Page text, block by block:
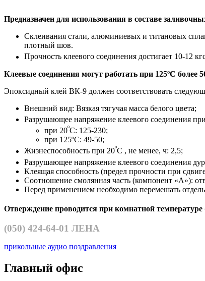
Предназначен для использования в составе
Cклеивания стали, алюминиевых и титановых
плотный шов.
Прочность клеевого соединения достигает 10-12
Клеевые соединения могут работать при 125ºС
Эпоксидный клей ВК-9 должен соответствовать
Внешний вид: Вязкая тягучая масса белого цвета;
Разрушающее напряжение клеевого соединения
при 20ºС: 125-230;
при 125ºС: 49-50;
Жизнеспособность при 20ºС , не менее, ч: 2,5;
Разрушающее напряжение клеевого соединения
Клеящая способность (предел прочности при
Соотношение смолянная часть (компонент «А»):
Перед применением необходимо перемешать
Отверждение проводится при комнатной
(050) 424-64-01 ЛЕНА
прикольные аудио поздравления
Главный офис